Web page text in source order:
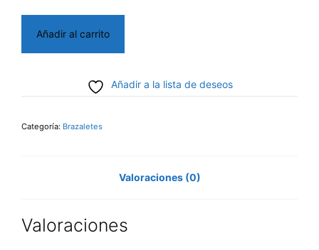
cantidad
Añadir al carrito
Añadir a la lista de deseos
Categoría: Brazaletes
Valoraciones (0)
Valoraciones